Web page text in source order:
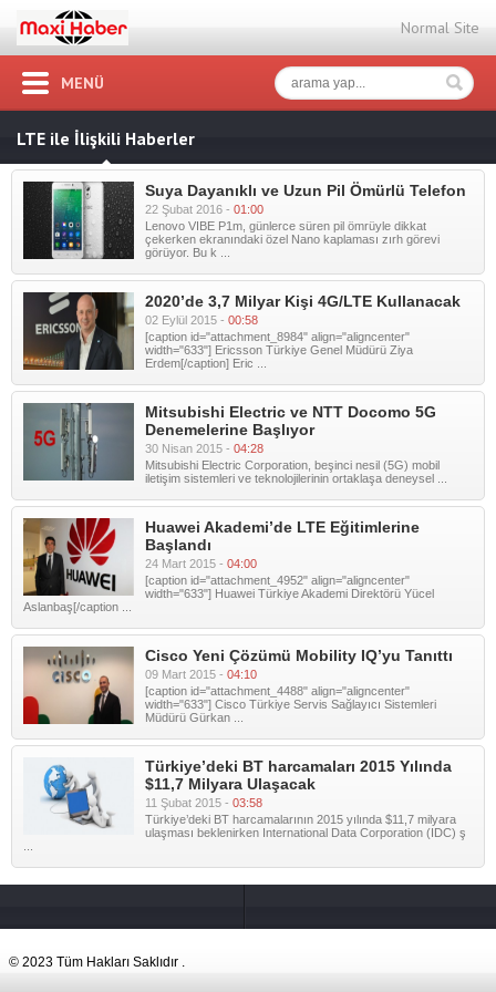
Normal Site
MENÜ
LTE ile İlişkili Haberler
Suya Dayanıklı ve Uzun Pil Ömürlü Telefon
22 Şubat 2016 - 01:00
Lenovo VIBE P1m, günlerce süren pil ömrüyle dikkat
çekerken ekranındaki özel Nano kaplaması zırh görevi
görüyor. Bu k ...
2020’de 3,7 Milyar Kişi 4G/LTE Kullanacak
02 Eylül 2015 - 00:58
[caption id="attachment_8984" align="aligncenter"
width="633"] Ericsson Türkiye Genel Müdürü Ziya
Erdem[/caption] Eric ...
Mitsubishi Electric ve NTT Docomo 5G
Denemelerine Başlıyor
30 Nisan 2015 - 04:28
Mitsubishi Electric Corporation, beşinci nesil (5G) mobil
iletişim sistemleri ve teknolojilerinin ortaklaşa deneysel ...
Huawei Akademi’de LTE Eğitimlerine
Başlandı
24 Mart 2015 - 04:00
[caption id="attachment_4952" align="aligncenter"
width="633"] Huawei Türkiye Akademi Direktörü Yücel
Aslanbaş[/caption ...
Cisco Yeni Çözümü Mobility IQ’yu Tanıttı
09 Mart 2015 - 04:10
[caption id="attachment_4488" align="aligncenter"
width="633"] Cisco Türkiye Servis Sağlayıcı Sistemleri
Müdürü Gürkan ...
Türkiye’deki BT harcamaları 2015 Yılında
$11,7 Milyara Ulaşacak
11 Şubat 2015 - 03:58
Türkiye’deki BT harcamalarının 2015 yılında $11,7 milyara
ulaşması beklenirken International Data Corporation (IDC) ş
© 2023 Tüm Hakları Saklıdır .